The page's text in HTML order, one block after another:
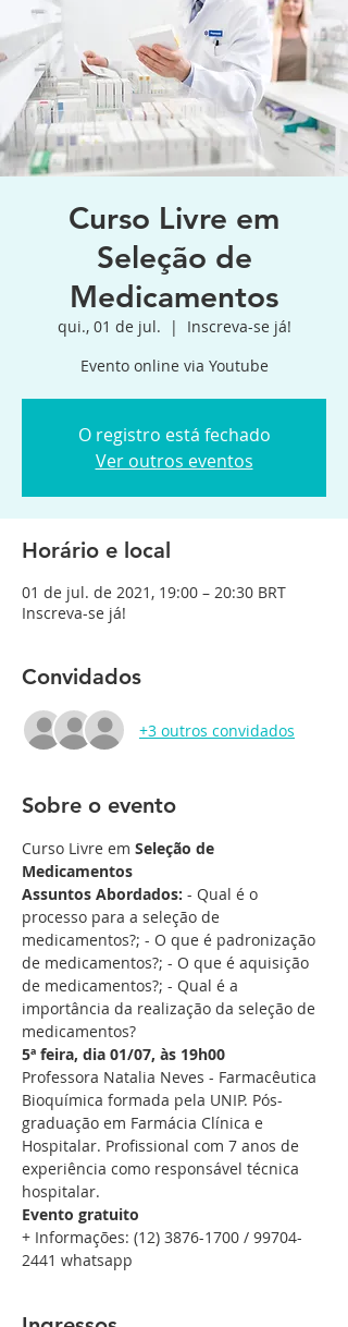
Curso Livre em
Seleção de
Medicamentos
qui., 01 de jul.
  |
Inscreva-se já!
Evento online via Youtube
O registro está fechado
Ver outros eventos
Horário e local
01 de jul. de 2021, 19:00 – 20:30 BRT
Inscreva-se já!
Convidados
+3 outros convidados
Sobre o evento
Curso Livre em Seleção de
Medicamentos
Assuntos Abordados: - Qual é o
processo para a seleção de
medicamentos?; - O que é padronização
de medicamentos?; - O que é aquisição
de medicamentos?; - Qual é a
importância da realização da seleção de
medicamentos?
5ª feira, dia 01/07, às 19h00
Professora Natalia Neves - Farmacêutica
Bioquímica formada pela UNIP. Pós-
graduação em Farmácia Clínica e
Hospitalar. Profissional com 7 anos de
experiência como responsável técnica
hospitalar.
Evento gratuito
+ Informações: (12) 3876-1700 / 99704-
2441 whatsapp